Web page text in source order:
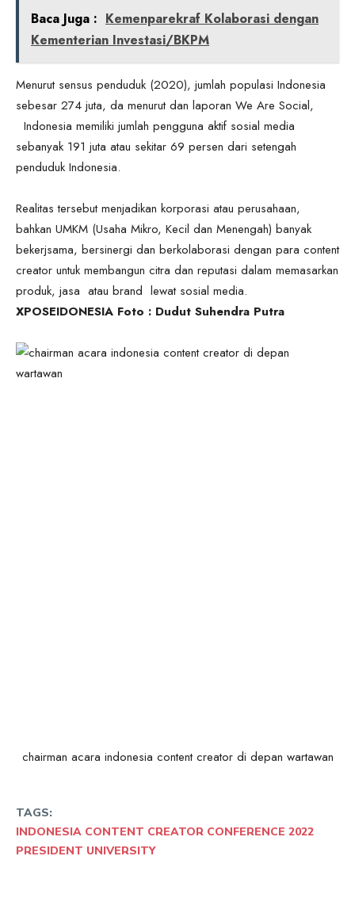
Baca Juga : Kemenparekraf Kolaborasi dengan
Kementerian Investasi/BKPM
Menurut sensus penduduk (2020), jumlah populasi Indonesia
sebesar 274 juta, da menurut dan laporan We Are Social,
Indonesia memiliki jumlah pengguna aktif sosial media
sebanyak 191 juta atau sekitar 69 persen dari setengah
penduduk Indonesia.
Realitas tersebut menjadikan korporasi atau perusahaan,
bahkan UMKM (Usaha Mikro, Kecil dan Menengah) banyak
bekerjsama, bersinergi dan berkolaborasi dengan para content
creator untuk membangun citra dan reputasi dalam memasarkan
produk, jasa atau brand lewat sosial media.
XPOSEIDONESIA Foto : Dudut Suhendra Putra
chairman acara indonesia content creator di depan wartawan
TAGS:
INDONESIA CONTENT CREATOR CONFERENCE 2022
PRESIDENT UNIVERSITY